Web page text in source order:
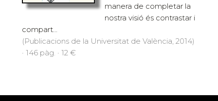
manera de completar la
nostra visió és contrastar i
compart...
(Publicacions de la Universitat de València, 2014)
· 146 pàg. · 12 €